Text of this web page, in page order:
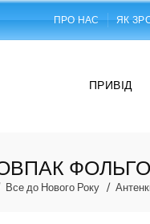
ПРО НАС ЯК
ПРИВІД
Все до Нового Року